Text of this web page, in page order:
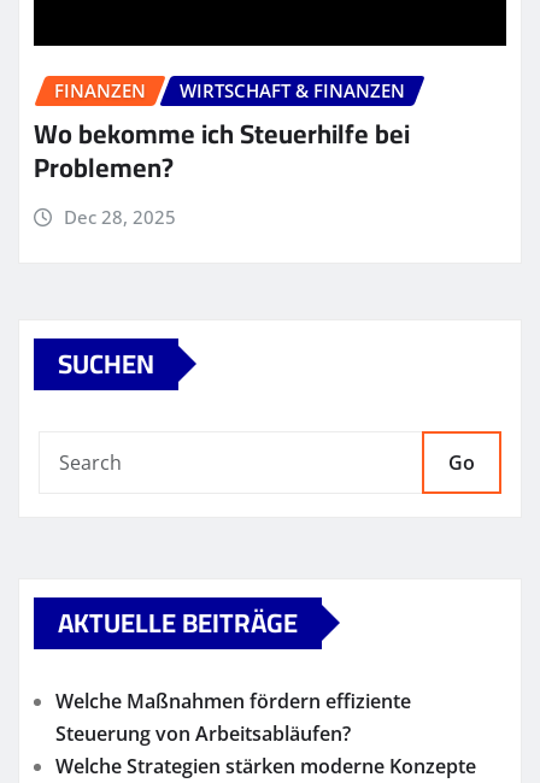
FINANZEN WIRTSCHAFT & FINANZEN
Wo bekomme ich Steuerhilfe bei
Problemen?
Dec 28, 2025
SUCHEN
Go
AKTUELLE BEITRÄGE
Welche Maßnahmen fördern effiziente
Steuerung von Arbeitsabläufen?
Welche Strategien stärken moderne Konzepte